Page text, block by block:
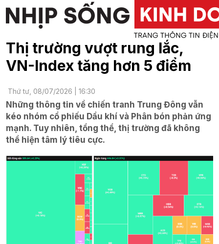
Thị trường vượt rung lắc,
VN-Index tăng hơn 5 điểm
Thứ tư, 08/07/2026 | 16:30
Những thông tin về chiến tranh Trung Đông vẫn
kéo nhóm cổ phiếu Dầu khí và Phân bón phản ứng
mạnh. Tuy nhiên, tổng thể, thị trường đã không
thể hiện tâm lý tiêu cực.